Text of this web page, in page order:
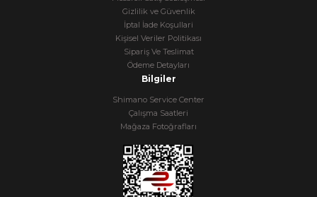
Gizlilik ve Güvenlik
İptal İade Koşullari
Kişisel Veriler Politikası
Sipariş Ve Teslimat
Ödeme Detayları
Bilgiler
Shimano Service Center
Çalışma Saatleri
Mağaza Fotoğrafları